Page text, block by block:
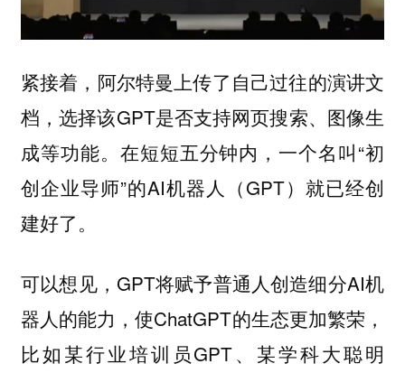
紧接着，阿尔特曼上传了自己过往的演讲文
档，选择该GPT是否支持网页搜索、图像生
成等功能。在短短五分钟内，一个名叫“初
创企业导师”的AI机器人（GPT）就已经创
建好了。
可以想见，GPT将赋予普通人创造细分AI机
器人的能力，使ChatGPT的生态更加繁荣，
比如某行业培训员GPT、某学科大聪明